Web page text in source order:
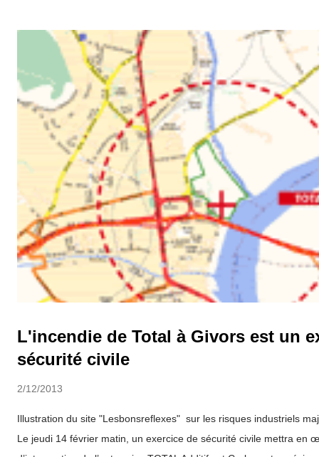
avec la réalité des coûts de production". Ce faisant, la Chine est
aujourd’hui de 0 à plus de 80% du marché européen des
mondial....
L'incendie de Total à Givors est un
sécurité civile
2/12/2013
Illustration du site "Lesbonsreflexes" sur les risques industriels
Le jeudi 14 février matin, un exercice de sécurité civile mettra en